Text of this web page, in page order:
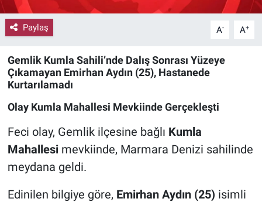
Paylaş A- A+
Gemlik Kumla Sahili’nde Dalış Sonrası Yüzeye
Çıkamayan Emirhan Aydın (25), Hastanede
Kurtarılamadı
Olay Kumla Mahallesi Mevkiinde Gerçekleşti
Feci olay, Gemlik ilçesine bağlı Kumla
Mahallesimevkiinde, Marmara Denizi sahilinde
meydana geldi.
Edinilen bilgiye göre, Emirhan Aydın (25) isimli